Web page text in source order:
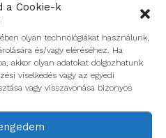
a Cookie-k
olyan technológiákat használunk,
és/vagy eléréséhez. Ha
akkor olyan adatokat dolgozhatunk
viselkedés vagy az egyedi
vagy visszavonása bizonyos
irányelvek
betartja a Google által
irányelveket.
irányelv
feltételek